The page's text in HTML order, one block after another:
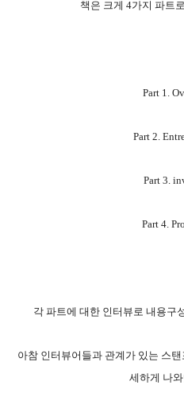
책은 크게 4가지 파트
Part 1.
Part 2.
Part 3.
Part 4.
각 파트에 대한 인터뷰로 내용구
아참 인터뷰어들과 관계가 있는 스
세하게 나